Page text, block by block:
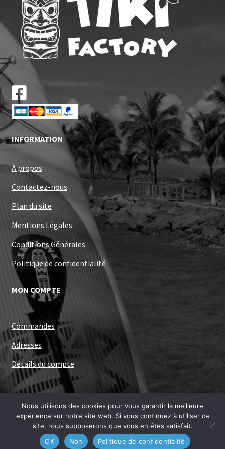
INFORMATION
A propos
Contactez-nous
Plan du site
Mentions Légales
Conditions Générales
Politique de confidentialité
MON COMPTE
Commandes
Adresses
Détails du compte
Site développé par Armand NEBLE
Nous utilisons des cookies pour vous garantir la meilleure
expérience sur notre site web. Si vous continuez à utiliser ce
site, nous supposerons que vous en êtes satisfait.
OK
Non Politique de confidentialité